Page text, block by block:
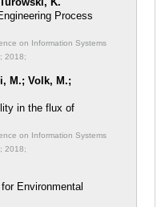
Process
on Information Systems
2018;
M.; Volk, M.;
in the flux of
on Information Systems
2018;
Environmental